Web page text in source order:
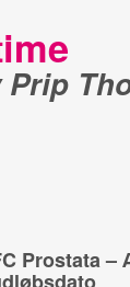
Prip
Prostata